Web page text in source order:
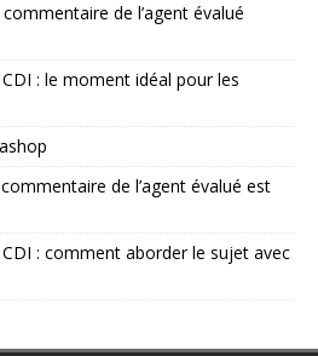
de l’agent évalué
: le moment idéal pour les
de l’agent évalué est
CDI : comment aborder le sujet avec